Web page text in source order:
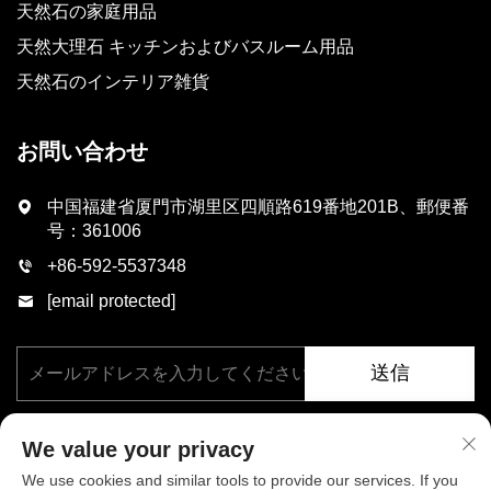
天然石の家庭用品
天然大理石 キッチンおよびバスルーム用品
天然石のインテリア雑貨
お問い合わせ
中国福建省厦門市湖里区四順路619番地201B、郵便番
号：361006
+86-592-5537348
[email protected]
送信
We value your privacy
We use cookies and similar tools to provide our services. If you